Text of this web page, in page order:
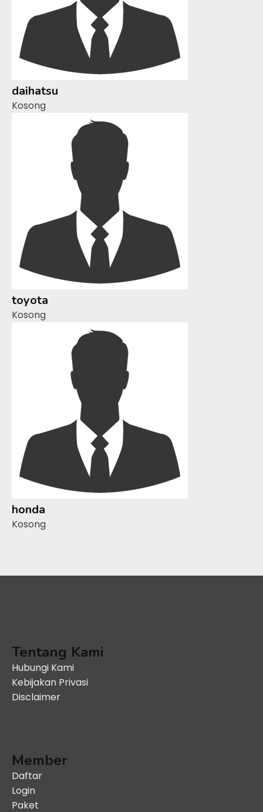
daihatsu
Kosong
toyota
Kosong
honda
Kosong
Tentang Kami
Hubungi Kami
Kebijakan Privasi
Disclaimer
Member
Daftar
Login
Paket